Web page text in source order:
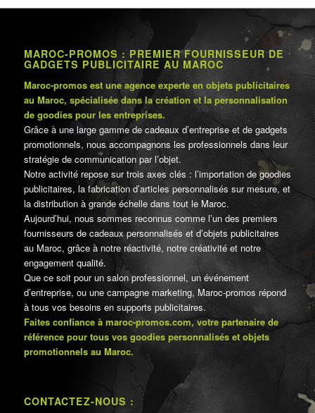
MAROC-PROMOS : PREMIER FOURNISSEUR DE
GADGETS PUBLICITAIRE AU MAROC
Maroc-promos est une agence experte en objets publicitaires
au Maroc, spécialisée dans la création et la personnalisation
de goodies pour les entreprises.
Grâce à une large gamme de cadeaux d’entreprise et de gadgets
promotionnels, nous accompagnons les professionnels dans leur
stratégie de communication par l’objet.
Notre activité repose sur trois axes clés : l’importation de goodies
publicitaires, la fabrication d’articles personnalisés sur mesure, et
la distribution à grande échelle dans tout le Maroc.
Aujourd’hui, nous sommes reconnus comme l’un des premiers
fournisseurs de cadeaux personnalisés et d’objets publicitaires
au Maroc, grâce à notre réactivité, notre créativité et notre
engagement qualité.
Que ce soit pour un salon professionnel, un événement
d’entreprise, ou une campagne marketing, Maroc-promos répond
à tous vos besoins en supports publicitaires.
Faites confiance à maroc-promos.com, votre partenaire de
référence pour tous vos goodies personnalisés et objets
promotionnels au Maroc.
CONTACTEZ-NOUS :